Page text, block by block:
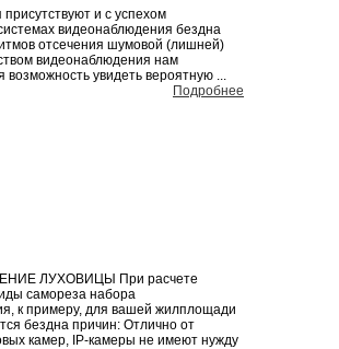
и с успехом
видеонаблюдения бездна
отсечения шумовой (лишней)
видеонаблюдения нам
возможность увидеть вероятную ...
Подробнее
ЛУХОВИЦЫ При расчете
самореза набора
к примеру, для вашей жилплощади
бездна причин: Отлично от
камер, IP-камеры не имеют нужду